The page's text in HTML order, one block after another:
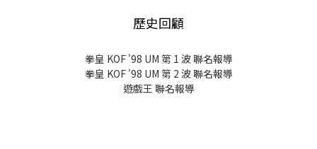
歷史回顧
拳皇 KOF '98 UM 第 1 波 聯名報導
拳皇 KOF '98 UM 第 2 波 聯名報導
遊戲王 聯名報導